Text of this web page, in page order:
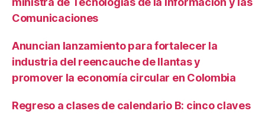
Comunicaciones
Anuncian lanzamiento para fortalecer la
industria del reencauche de llantas y
promover la economía circular en Colombia
Regreso a clases de calendario B: cinco claves